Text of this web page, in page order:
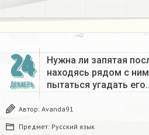
24
ДЕКАБРЬ
Нужна ли запятая
находясь рядом с
пытаться угадать
Автор: Avanda91
Предмет: Русский язык